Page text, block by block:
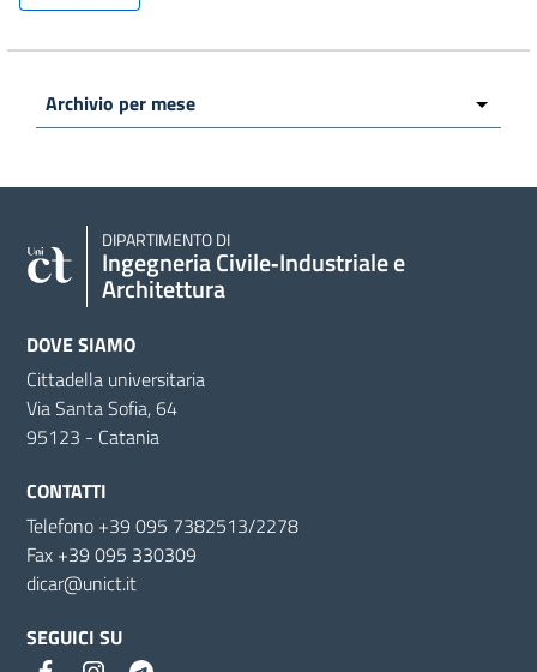
DIPARTIMENTO DI
Ingegneria Civile‑Industriale e
Architettura
DOVE SIAMO
Cittadella universitaria
Via Santa Sofia, 64
95123 - Catania
CONTATTI
Telefono +39 095 7382513/2278
Fax +39 095 330309
dicar@unict.it
SEGUICI SU